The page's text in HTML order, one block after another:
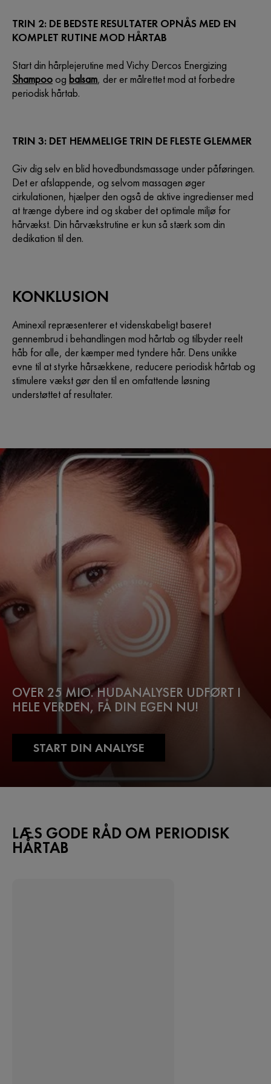
TRIN 2: DE BEDSTE RESULTATER OPNÅS MED EN
KOMPLET RUTINE MOD HÅRTAB
Start din hårplejerutine med Vichy Dercos Energizing
Shampooog balsam, der er målrettet mod at forbedre
periodisk hårtab.
TRIN 3: DET HEMMELIGE TRIN DE FLESTE GLEMMER
Giv dig selv en blid hovedbundsmassage under påføringen.
Det er afslappende, og selvom massagen øger
cirkulationen, hjælper den også de aktive ingredienser med
at trænge dybere ind og skaber det optimale miljø for
hårvækst. Din hårvækstrutine er kun så stærk som din
dedikation til den.
KONKLUSION
Aminexil repræsenterer et videnskabeligt baseret
gennembrud i behandlingen mod hårtab og tilbyder reelt
håb for alle, der kæmper med tyndere hår. Dens unikke
evne til at styrke hårsækkene, reducere periodisk hårtab og
stimulere vækst gør den til en omfattende løsning
understøttet af resultater.
OVER 25 MIO. HUDANALYSER UDFØRT I
HELE VERDEN, FÅ DIN EGEN NU!
START DIN ANALYSE
LÆS GODE RÅD OM PERIODISK
HÅRTAB